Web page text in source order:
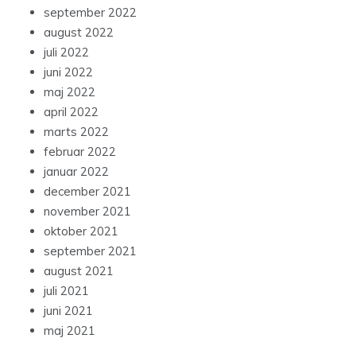
september 2022
august 2022
juli 2022
juni 2022
maj 2022
april 2022
marts 2022
februar 2022
januar 2022
december 2021
november 2021
oktober 2021
september 2021
august 2021
juli 2021
juni 2021
maj 2021